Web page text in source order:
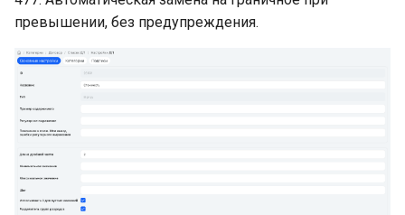
превышении, без предупреждения.